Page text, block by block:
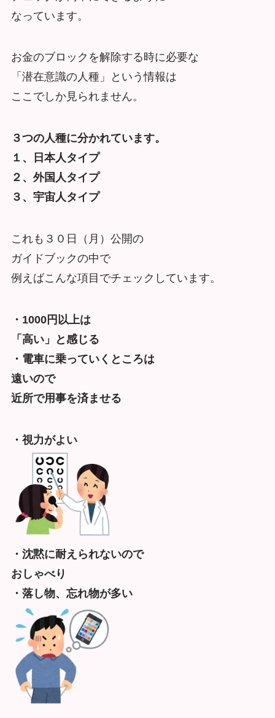
なっています。
お金のブロックを解除する時に必要な
「潜在意識の人種」という情報は
ここでしか見られません。
３つの人種に分かれています。
１、日本人タイプ
２、外国人タイプ
３、宇宙人タイプ
これも３０日（月）公開の
ガイドブックの中で
例えばこんな項目でチェックしています。
・1000円以上は
「高い」と感じる
・電車に乗っていくところは
遠いので
近所で用事を済ませる
・視力がよい
・沈黙に耐えられないので
おしゃべり
・落し物、忘れ物が多い